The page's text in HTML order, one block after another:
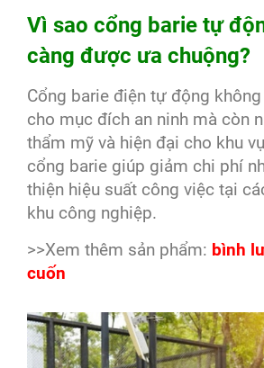
Vì sao cổng barie tự
càng được ưa chuộng?
Cổng barie điện tự động
cho mục đích an ninh mà còn
thẩm mỹ và hiện đại cho khu
cổng barie giúp giảm chi phí
thiện hiệu suất công việc tại
khu công nghiệp.
>>Xem thêm sản phẩm: bình
cuốn